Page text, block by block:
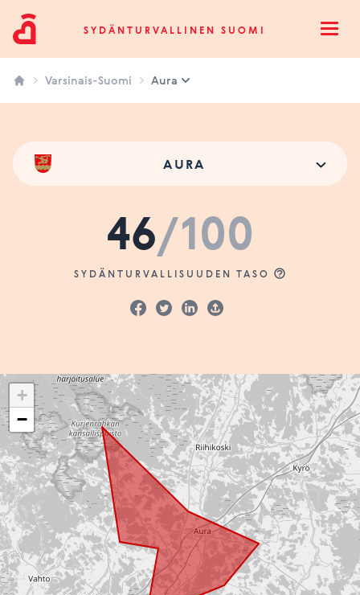
Sydänturvallinen SuomiSYDÄNTURVALLINEN SUOMI
Varsinais-Suomi Aura
AURA
46/100
SYDÄNTURVALLISUUDEN TASO
+
−